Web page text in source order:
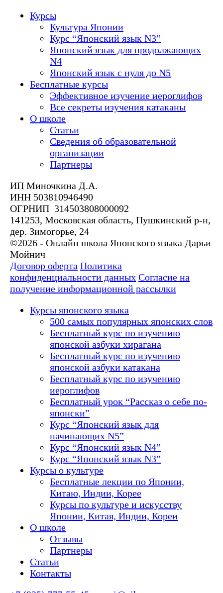
Курсы
Культура Японии
Курс “Японский язык N3”
Японский язык для продолжающих
N4
Японский язык с нуля до N5
Бесплатные курсы
Эффективное изучение иероглифов
Все секреты изучения катаканы
О школе
Статьи
Сведения об образовательной
организации
Партнеры
ИП Миночкина Д.А.
ИНН 503810946490
ОГРНИП 314503808000092
141253, Московская область, Пушкинский р-н,
дер. Зимогорье, 24
©2026 - Онлайн школа Японского языка Дарьи
Мойнич
Договор оферта Политика
конфиденциальности данных Согласие на
получение информационной рассылки
Курсы японского языка
500 самых популярных японских слов
Бесплатный курс по изучению
японской азбуки хирагана
Бесплатный курс по изучению
японской азбуки катакана
Бесплатный курс по изучению
иероглифов
Бесплатный урок “Рассказ о себе по-
японски”
Курс “Японский язык для
начинающих N5”
Курс “Японский язык N4”
Курс “Японский язык N3”
Курсы о культуре
Бесплатные лекции по Японии,
Китаю, Индии, Корее
Курсы по культуре и искусству
Японии, Китая, Индии, Кореи
О школе
Отзывы
Партнеры
Статьи
Контакты